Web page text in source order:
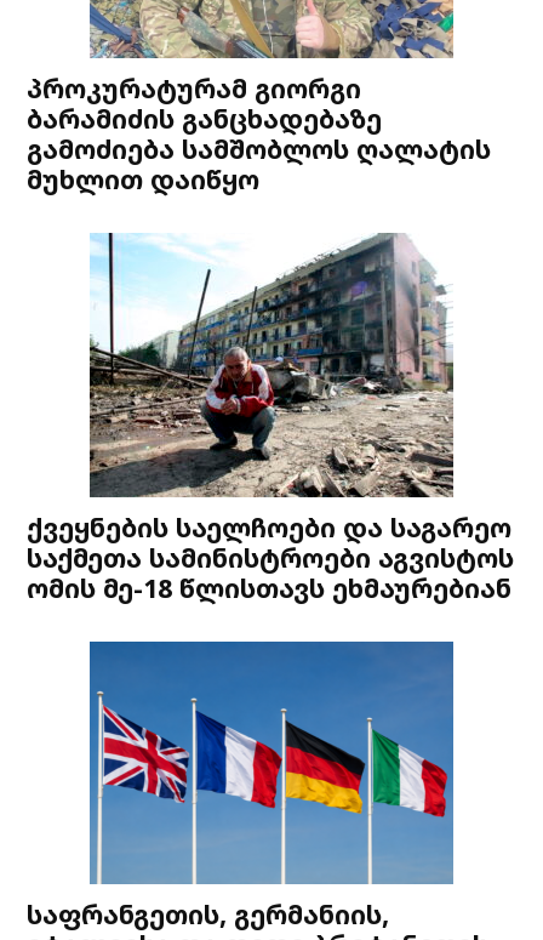
პროკურატურამ გიორგი
ბარამიძის განცხადებაზე
გამოძიება სამშობლოს ღალატის
მუხლით დაიწყო
ქვეყნების საელჩოები და საგარეო
საქმეთა სამინისტროები აგვისტოს
ომის მე-18 წლისთავს ეხმაურებიან
საფრანგეთის, გერმანიის,